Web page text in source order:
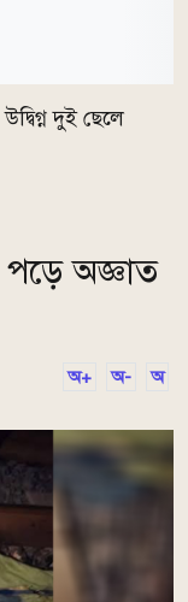
দুই ছেলে
পড়ে অজ্ঞাত
অ+ অ- অ